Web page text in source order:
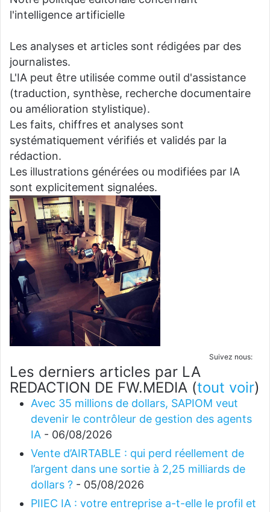
l'intelligence artificielle
Les analyses et articles sont rédigées par des
journalistes.
L'IA peut être utilisée comme outil d'assistance
(traduction, synthèse, recherche documentaire
ou amélioration stylistique).
Les faits, chiffres et analyses sont
systématiquement vérifiés et validés par la
rédaction.
Les illustrations générées ou modifiées par IA
sont explicitement signalées.
Suivez nous:
Les derniers articles par LA
REDACTION DE FW.MEDIA (tout voir)
Avec 35 millions de dollars, SAPIOM veut
devenir le contrôleur de gestion des agents
IA - 06/08/2026
Vente d’AIRTABLE : qui perd réellement de
l’argent dans une sortie à 2,25 milliards de
dollars ? - 05/08/2026
PIIEC IA : votre entreprise a-t-elle le profil et